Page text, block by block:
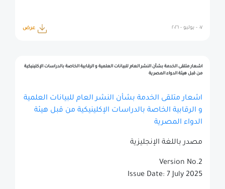
٠٧ - يوليو - ٢٠٢٦ عرض
اشعار متلقى الخدمة بشأن النشر العام للبيانات العلمية و الرقابية الخاصة بالدراسات الإكلينيكية
من قبل هيئة الدواء المصرية
اشعار متلقى الخدمة بشأن النشر العام للبيانات العلمية
و الرقابية الخاصة بالدراسات الإكلينيكية من قبل هيئة
الدواء المصرية
مصدر باللغة الإنجليزية
Version No.2
Issue Date: 7 July 2025